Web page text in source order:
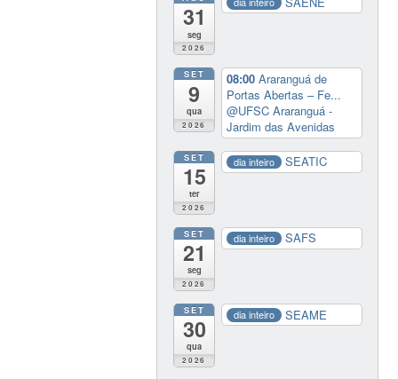
31
seg
2026
SET
9
qua
2026
08:00Araranguá de
Portas Abertas – Fe...
@UFSC Araranguá -
Jardim das Avenidas
SET
15
ter
2026
dia inteiro SEATIC
SET
21
seg
2026
dia inteiro SAFS
SET
30
qua
2026
dia inteiro SEAME